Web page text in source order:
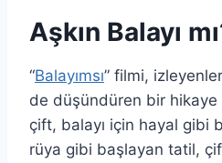
Aşkın Balayı
“Balayımsı” filmi,
de düşündüren bir hikaye
çift, balayı için hayal gibi
rüya gibi başlayan tatil,